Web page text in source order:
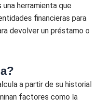
herramienta que
financieras para
devolver un préstamo o
a partir de su historial
factores como la